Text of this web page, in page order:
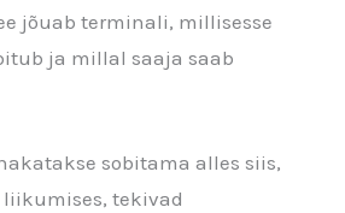
jõuab terminali, millisesse
ja millal saaja saab
sobitama alles siis,
tekivad